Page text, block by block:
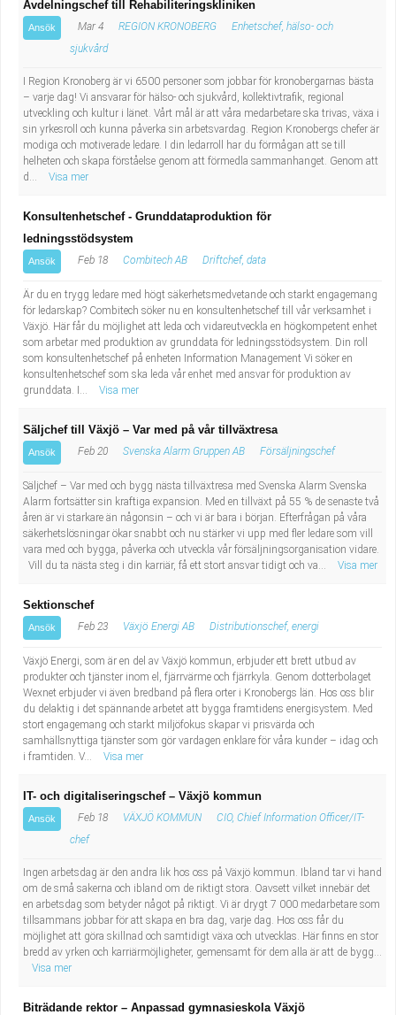
Avdelningschef till Rehabiliteringskliniken
Ansök Mar 4 REGION KRONOBERG
Enhetschef, hälso- och
sjukvård
I Region Kronoberg är vi 6500 personer som jobbar för kronobergarnas bästa
– varje dag! Vi ansvarar för hälso- och sjukvård, kollektivtrafik, regional
utveckling och kultur i länet. Vårt mål är att våra medarbetare ska trivas, växa i
sin yrkesroll och kunna påverka sin arbetsvardag. Region Kronobergs chefer är
modiga och motiverade ledare. I din ledarroll har du förmågan att se till
helheten och skapa förståelse genom att förmedla sammanhanget. Genom att
d...
Visa mer
Konsultenhetschef - Grunddataproduktion för
ledningsstödsystem
Ansök Feb 18 Combitech AB Driftchef, data
Är du en trygg ledare med högt säkerhetsmedvetande och starkt engagemang
för ledarskap? Combitech söker nu en konsultenhetschef till vår verksamhet i
Växjö. Här får du möjlighet att leda och vidareutveckla en högkompetent enhet
som arbetar med produktion av grunddata för ledningsstödsystem. Din roll
som konsultenhetschef på enheten Information Management Vi söker en
konsultenhetschef som ska leda vår enhet med ansvar för produktion av
grunddata. I...
Visa mer
Säljchef till Växjö – Var med på vår tillväxtresa
Ansök Feb 20 Svenska Alarm Gruppen AB Försäljningschef
Säljchef – Var med och bygg nästa tillväxtresa med Svenska Alarm Svenska
Alarm fortsätter sin kraftiga expansion. Med en tillväxt på 55 % de senaste två
åren är vi starkare än någonsin – och vi är bara i början. Efterfrågan på våra
säkerhetslösningar ökar snabbt och nu stärker vi upp med fler ledare som vill
vara med och bygga, påverka och utveckla vår försäljningsorganisation vidare.
Vill du ta nästa steg i din karriär, få ett stort ansvar tidigt och va...
Visa mer
Sektionschef
Ansök Feb 23 Växjö Energi AB Distributionschef, energi
Växjö Energi, som är en del av Växjö kommun, erbjuder ett brett utbud av
produkter och tjänster inom el, fjärrvärme och fjärrkyla. Genom dotterbolaget
Wexnet erbjuder vi även bredband på flera orter i Kronobergs län. Hos oss blir
du delaktig i det spännande arbetet att bygga framtidens energisystem. Med
stort engagemang och starkt miljöfokus skapar vi prisvärda och
samhällsnyttiga tjänster som gör vardagen enklare för våra kunder – idag och
i framtiden. V...
Visa mer
IT- och digitaliseringschef – Växjö kommun
Ansök Feb 18 VÄXJÖ KOMMUN
CIO, Chief Information Officer/IT-
chef
Ingen arbetsdag är den andra lik hos oss på Växjö kommun. Ibland tar vi hand
om de små sakerna och ibland om de riktigt stora. Oavsett vilket innebär det
en arbetsdag som betyder något på riktigt. Vi är drygt 7 000 medarbetare som
tillsammans jobbar för att skapa en bra dag, varje dag. Hos oss får du
möjlighet att göra skillnad och samtidigt växa och utvecklas. Här finns en stor
bredd av yrken och karriärmöjligheter, gemensamt för dem alla är att de bygg...
Visa mer
Biträdande rektor – Anpassad gymnasieskola Växjö